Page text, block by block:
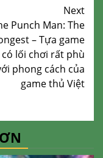
Next
Punch Man: The
– Tựa game
lối chơi rất phù
phong cách của
game thủ Việt